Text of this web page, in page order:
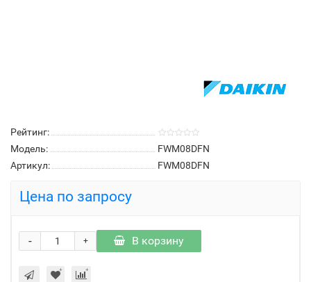
Рейтинг:
Модель:
FWM08DFN
Артикул:
FWM08DFN
Цена по запросу
+
- В корзину